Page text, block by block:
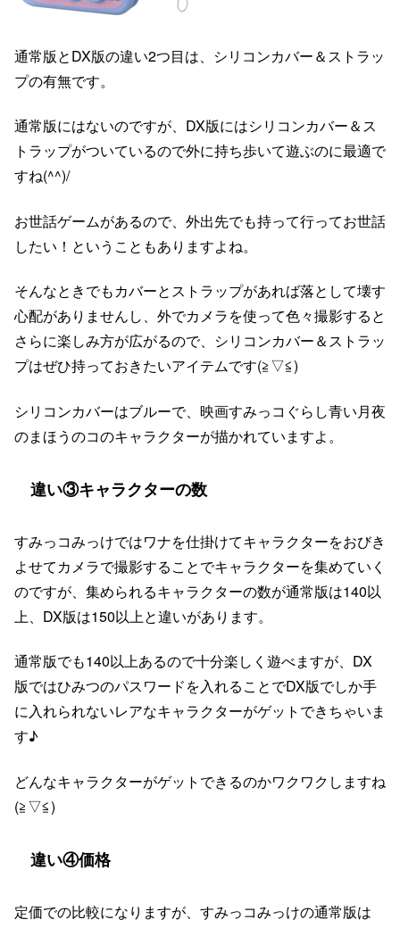
通常版とDX版の違い2つ目は、シリコンカバー＆ストラッ
プの有無です。
通常版にはないのですが、DX版にはシリコンカバー＆ス
トラップがついているので外に持ち歩いて遊ぶのに最適で
すね(^^)/
お世話ゲームがあるので、外出先でも持って行ってお世話
したい！ということもありますよね。
そんなときでもカバーとストラップがあれば落として壊す
心配がありませんし、外でカメラを使って色々撮影すると
さらに楽しみ方が広がるので、シリコンカバー＆ストラッ
プはぜひ持っておきたいアイテムです(≧▽≦)
シリコンカバーはブルーで、映画すみっコぐらし青い月夜
のまほうのコのキャラクターが描かれていますよ。
違い③キャラクターの数
すみっコみっけではワナを仕掛けてキャラクターをおびき
よせてカメラで撮影することでキャラクターを集めていく
のですが、集められるキャラクターの数が通常版は140以
上、DX版は150以上と違いがあります。
通常版でも140以上あるので十分楽しく遊べますが、DX
版ではひみつのパスワードを入れることでDX版でしか手
に入れられないレアなキャラクターがゲットできちゃいま
す♪
どんなキャラクターがゲットできるのかワクワクしますね
(≧▽≦)
違い④価格
定価での比較になりますが、すみっコみっけの通常版は